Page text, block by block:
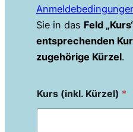
Sie in das Feld
entsprechenden
zugehörige Kürzel.
Kurs (inkl. Kürzel) *